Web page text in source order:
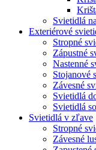
Svietidlá
Exteriérové
Stropné
Zápustné
Nastenné
Stojanové
Závesné
Svietidlá
Svietidlá
Svietidlá v zľave
Stropné
Závesné